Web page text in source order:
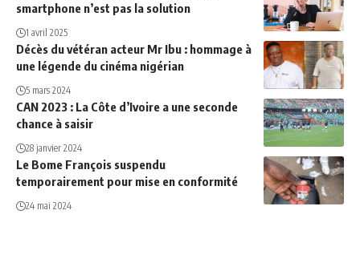
smartphone n’est pas la solution
1 avril 2025
Décès du vétéran acteur Mr Ibu : hommage à
une légende du cinéma nigérian
5 mars 2024
CAN 2023 : La Côte d’Ivoire a une seconde
chance à saisir
28 janvier 2024
Le Bome François suspendu
temporairement pour mise en conformité
24 mai 2024